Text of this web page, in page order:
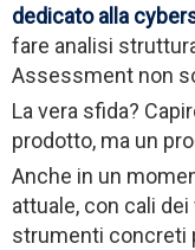
dedicato alla
fare analisi
Assessment non
La vera sfida?
prodotto, ma un
Anche in un
attuale, con cali
strumenti concreti